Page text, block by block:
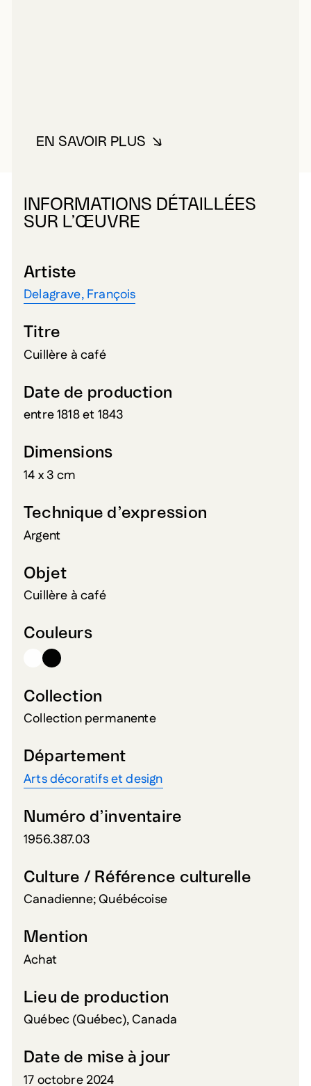
EN SAVOIR PLUSÀ PROPOS DE DELAGRAVE,
INFORMATIONS DÉTAILLÉES
SUR L’ŒUVRE
Artiste
Delagrave, François
Titre
Cuillère à café
Date de production
entre 1818 et 1843
Dimensions
14 x 3 cm
Technique d’expression
Argent
Objet
Cuillère à café
Couleurs
Collection
Collection permanente
Département
Arts décoratifs et design
Numéro d’inventaire
1956.387.03
Culture / Référence culturelle
Canadienne; Québécoise
Mention
Achat
Lieu de production
Québec (Québec), Canada
Date de mise à jour
17 octobre 2024